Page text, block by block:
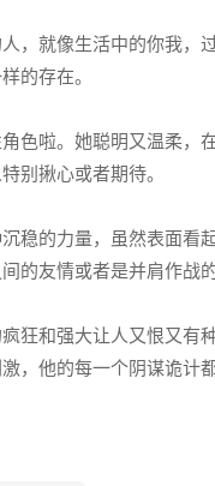
，就像生活中的你我，
的存在。
色啦。她聪明又温柔，
别揪心或者期待。
稳的力量，虽然表面看
的友情或者是并肩作战
狂和强大让人又恨又有
，他的每一个阴谋诡计